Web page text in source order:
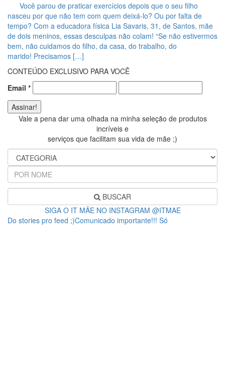
Você parou de praticar exercícios depois que o seu filho
nasceu por que não tem com quem deixá-lo? Ou por falta de
tempo? Com a educadora física Lia Savaris, 31, de Santos, mãe
de dois meninos, essas desculpas não colam! “Se não estivermos
bem, não cuidamos do filho, da casa, do trabalho, do
marido! Precisamos […]
CONTEÚDO EXCLUSIVO PARA VOCÊ
Email *
Vale a pena dar uma olhada na minha seleção de produtos
incríveis e
serviços que facilitam sua vida de mãe ;)
BUSCAR
SIGA O IT MÃE NO INSTAGRAM @ITMAE
Do stories pro feed ;)Comunicado importante!!! Só